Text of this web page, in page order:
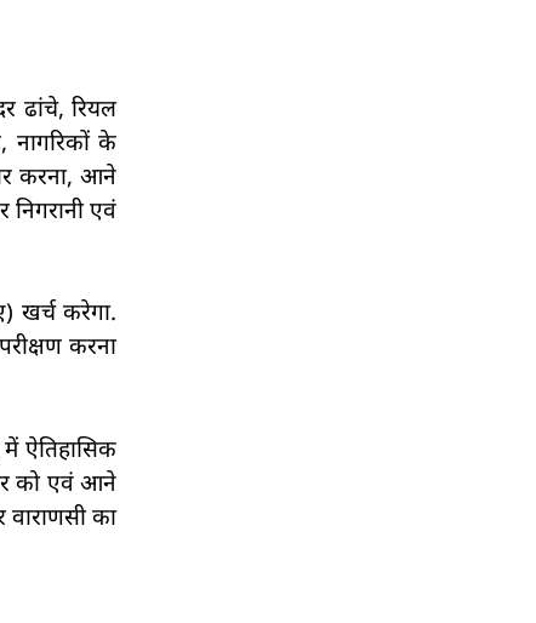
ढांचे, रियल
नागरिकों के
करना, आने
एवं
खर्च करेगा.
करना
ऐतिहासिक
को एवं आने
वाराणसी का